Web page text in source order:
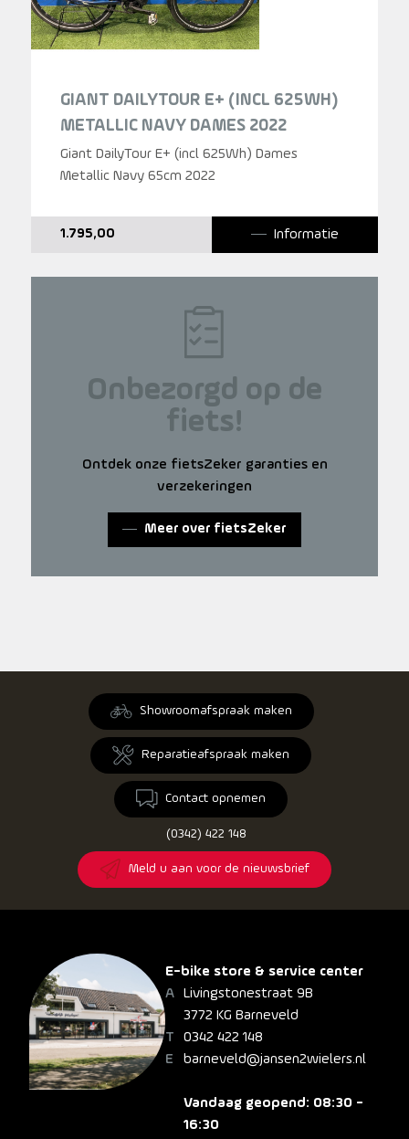
GIANT DAILYTOUR E+ (INCL 625WH)
METALLIC NAVY DAMES 2022
Giant DailyTour E+ (incl 625Wh) Dames
Metallic Navy 65cm 2022
1.795,00 Informatie
Onbezorgd op de
fiets!
Ontdek onze fietsZeker garanties en
verzekeringen
Meer over fietsZeker
Showroomafspraak maken
Reparatieafspraak maken
Contact opnemen
(0342) 422 148
Meld u aan voor de nieuwsbrief
E-bike store & service center
Livingstonestraat 9B
3772 KG Barneveld
0342 422 148
barneveld@jansen2wielers.nl
Vandaag geopend: 08:30 -
16:30